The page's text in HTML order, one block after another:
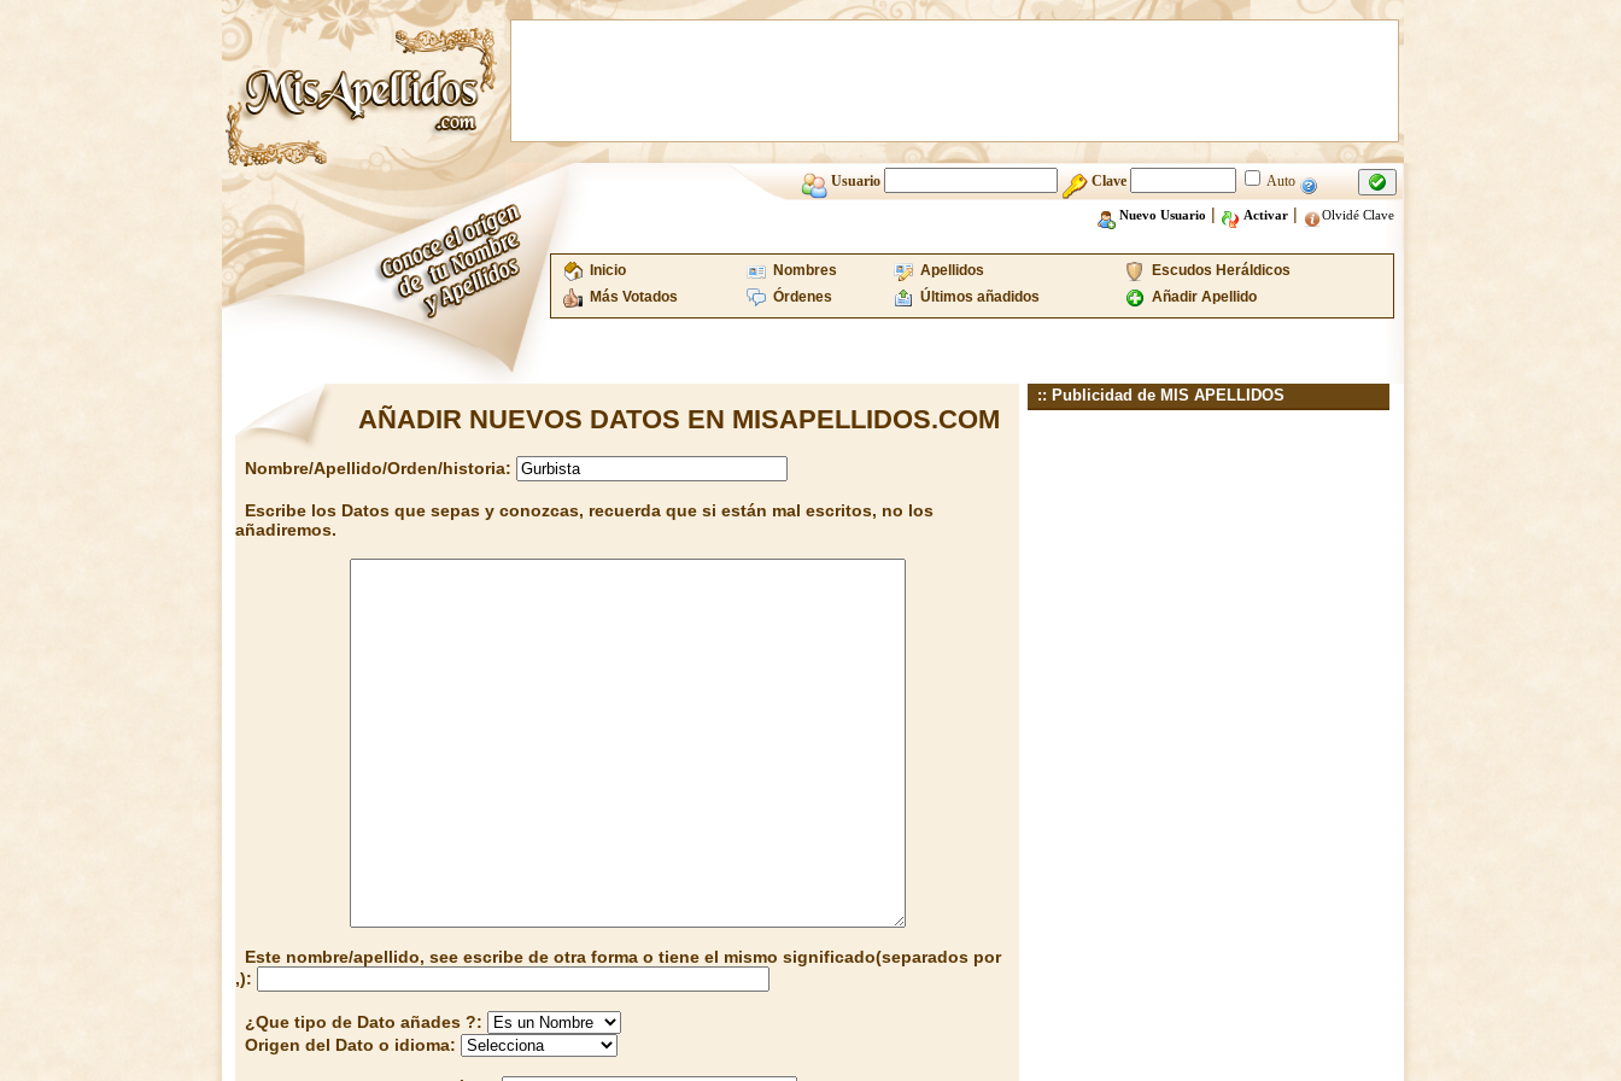
Usuario Clave Auto
Nuevo Usuario | Activar| Olvidé Clave
Inicio Nombres Apellidos
Escudos Heráldicos
Más Votados
Órdenes Últimos añadidos Añadir Apellido
AÑADIR NUEVOS DATOS EN MISAPELLIDOS.COM
Nombre/Apellido/Orden/historia:
Escribe los Datos que sepas y conozcas, recuerda que si están mal escritos, no los
añadiremos.
Este nombre/apellido, see escribe de otra forma o tiene el mismo significado(separados por
,):
¿Que tipo de Dato añades ?:
Origen del Dato o idioma:
:: Publicidad de MIS APELLIDOS